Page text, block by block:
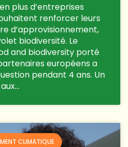
plus d’entreprises
renforcer leurs
d’approvisionnement,
biodiversité. Le
and biodiversity porté
européens a
pendant 4 ans. Un
CLIMATIQUE